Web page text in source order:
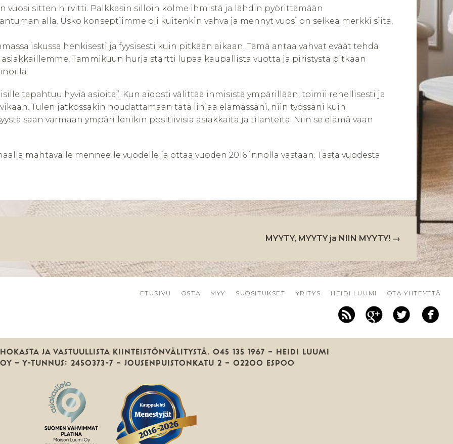
vuosi sitten hirvitti. Palkkasin silloin kolme ihmistä ja lähdin pyörittämään
alla. Usko konseptiimme oli kuitenkin vahva ja mennyt vuosi on selkeä merkki siitä,
iskussa henkisesti ja fyysisesti kuin pitkään aikaan. Tämä antaa vahvat eväät tehdä
Tammikuun hurja startti lupaa kaupallista vuotta ja piristystä pitkään
tapahtuu hyviä asioita”. Kun aidosti välittää ihmisistä ympärillään, toimii rehellisesti ja
Tulen jatkossakin noudattamaan tätä linjaa elämässäni, niin työssäni kuin
saan varmaan ympärillenikin positiivisia asiakkaita ja tilanteita. Niin se elämä vaan
mahtavalle menneelle vuodelle ja ottaa vuoden 2016 innolla vastaan. Tästä vuodesta
MYYTY, MYYTY ja NIIN MYYTY! →
ETUSIVU OSTA MYY SUOSITUKSET YRITYS HEIDI LUUMI OTA YHTEYTTÄ
RSS
Google
Plus
Twitter
JA VASTUULLISTA KIINTEISTÖNVÄLITYSTÄ. 045 135 1967 — HEIDI LUUMI
— Y-TUNNUS: 2450373-7 — JOUSENPUISTONKATU 2 — 02200 ESPOO